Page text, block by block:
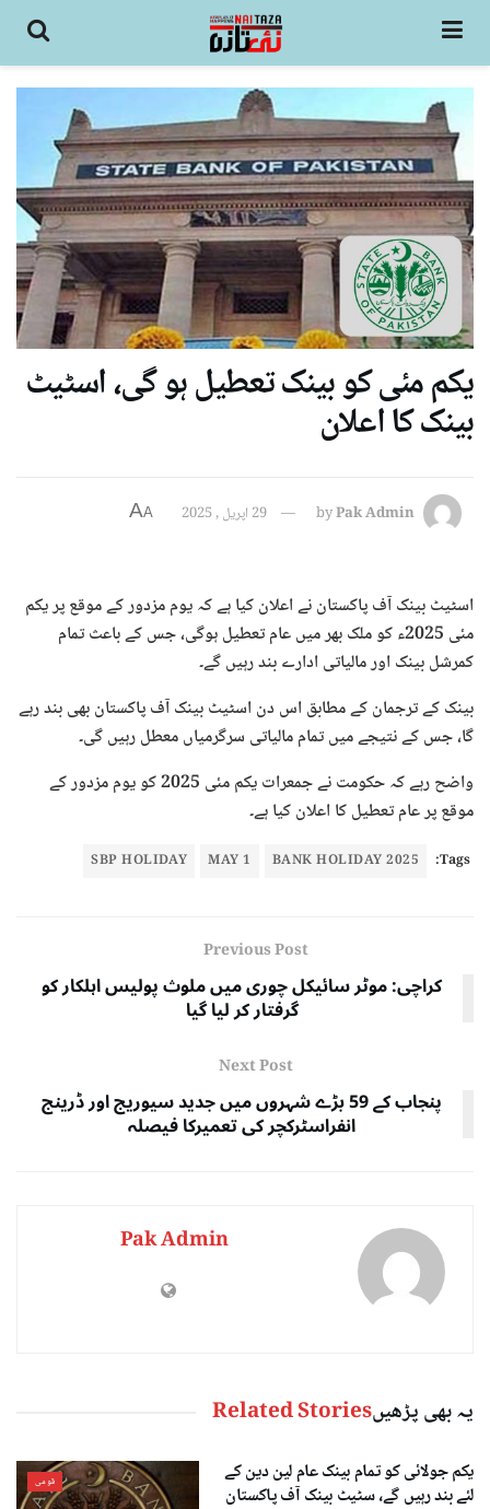
یکم مئی کو بینک تعطیل ہو گی، اسٹیٹ
بینک کا اعلان
byPak Admin 29 اپریل , 2025 A
A
اسٹیٹ بینک آف پاکستان نے اعلان کیا ہے کہ یوم مزدور کے موقع پر یکم
مئی 2025ء کو ملک بھر میں عام تعطیل ہوگی، جس کے باعث تمام
کمرشل بینک اور مالیاتی ادارے بند رہیں گے۔
بینک کے ترجمان کے مطابق اس دن اسٹیٹ بینک آف پاکستان بھی بند رہے
گا، جس کے نتیجے میں تمام مالیاتی سرگرمیاں معطل رہیں گی۔
واضح رہے کہ حکومت نے جمعرات یکم مئی 2025 کو یوم مزدور کے
موقع پر عام تعطیل کا اعلان کیا ہے۔
Tags:
2025 BANK HOLIDAY
MAY 1
SBP HOLIDAY
Previous Post
کراچی: موٹر سائیکل چوری میں ملوث پولیس اہلکار کو
گرفتار کر لیا گیا
Next Post
پنجاب کے 59 بڑے شہروں میں جدید سیوریج اور ڈرینج
انفراسٹرکچر کی تعمیرکا فیصلہ
Pak Admin
یہ بھی پڑھیںRelated Stories
قومی
یکم جولائی کو تمام بینک عام لین دین کے
لئے بند رہیں گے، سٹیٹ بینک آف پاکستان